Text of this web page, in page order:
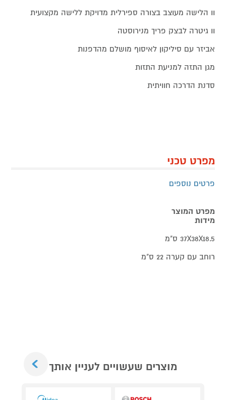
וו הלישה מעוצב בצורה ספירלית מדויקת ללישה מקצועית
וו גיטרה לבצק פריך מנירוסטה
אביזר עם סיליקון לאיסוף מושלם מהדפנות
מגן התזה למניעת התזות
סדנת הדרכה חוויתית
מפרט טכני
פרטים נוספים
מפרט המוצר
מידות
37X38X18.5 ס"מ
רוחב עם קערה 22 ס"מ
מוצרים שעשויים לעניין אותך